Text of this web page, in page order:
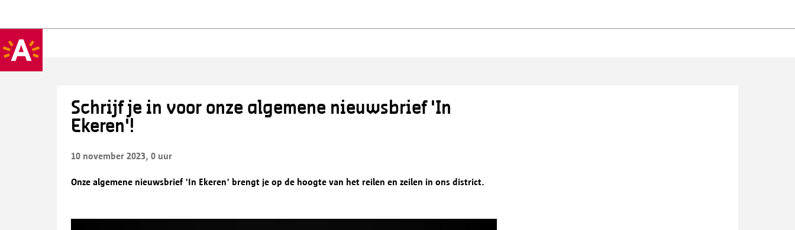
Schrijf je in voor onze algemene nieuwsbrief 'In
Ekeren'!
10 november 2023, 0 uur
Onze algemene nieuwsbrief 'In Ekeren' brengt je op de hoogte van het reilen en zeilen in ons district.